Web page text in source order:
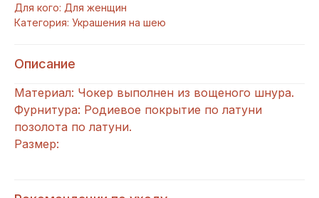
Для кого: Для женщин
Категория: Украшения на шею
Описание
Материал: Чокер выполнен из вощеного шнура.
Фурнитура: Родиевое покрытие по латуни
позолота по латуни.
Размер: